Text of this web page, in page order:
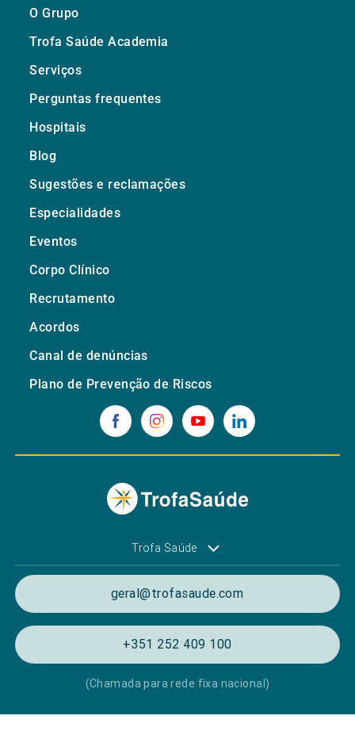
O Grupo
Trofa Saúde Academia
Serviços
Perguntas frequentes
Hospitais
Blog
Sugestões e reclamações
Especialidades
Eventos
Corpo Clínico
Recrutamento
Acordos
Canal de denúncias
Plano de Prevenção de Riscos
Trofa Saúde
geral@trofasaude.com
+351 252 409 100
(Chamada para rede fixa nacional)